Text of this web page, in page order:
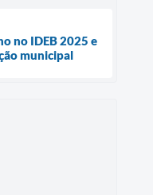
no IDEB 2025 e
municipal